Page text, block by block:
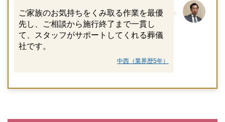
ご家族のお気持ちをくみ取る作業を最優
先し、ご相談から施行終了まで一貫し
て、スタッフがサポートしてくれる葬儀
社です。
中西（業界歴5年）